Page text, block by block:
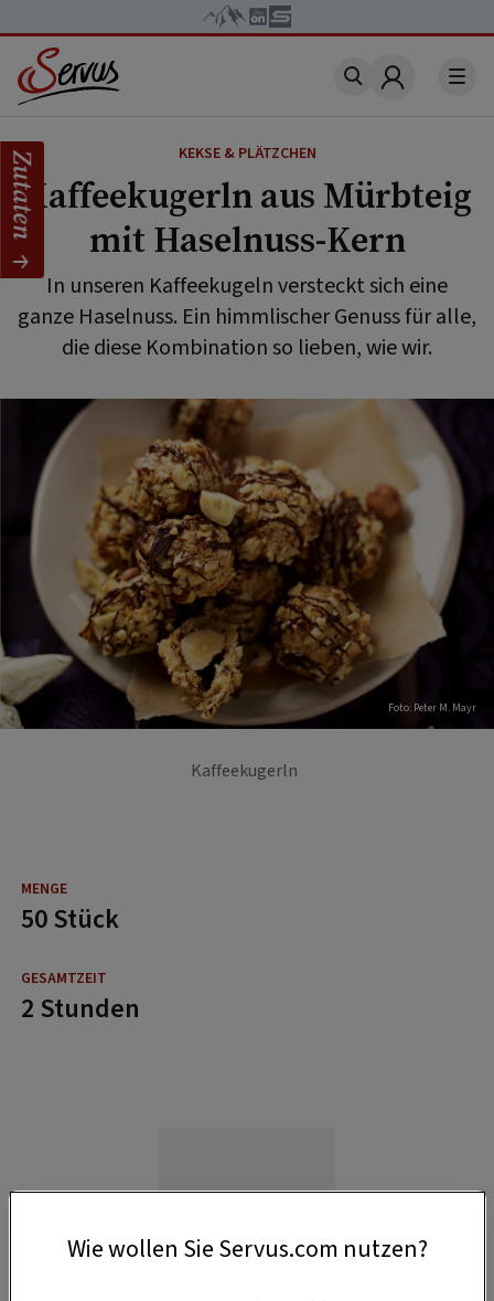
Account
KEKSE & PLÄTZCHEN
Kaffeekugerln aus Mürbteig
mit Haselnuss-Kern
In unseren Kaffeekugeln versteckt sich eine
ganze Haselnuss. Ein himmlischer Genuss für alle,
die diese Kombination so lieben, wie wir.
Foto: Peter M. Mayr
Kaffeekugerln
50 Stück
2 Stunden
Zutaten
Wie wollen Sie Servus.com nutzen?